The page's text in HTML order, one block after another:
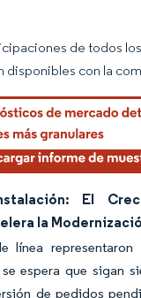
El uso requierede todos
disponibles con la
El
la
línea
espera que sigan
de pedidos